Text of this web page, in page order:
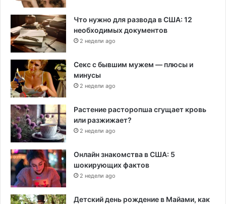
Что нужно для развода в США: 12
необходимых документов
2 недели ago
Секс с бывшим мужем — плюсы и
минусы
2 недели ago
Растение расторопша сгущает кровь
или разжижает?
2 недели ago
Онлайн знакомства в США: 5
шокирующих фактов
2 недели ago
Детский день рождение в Майами, как